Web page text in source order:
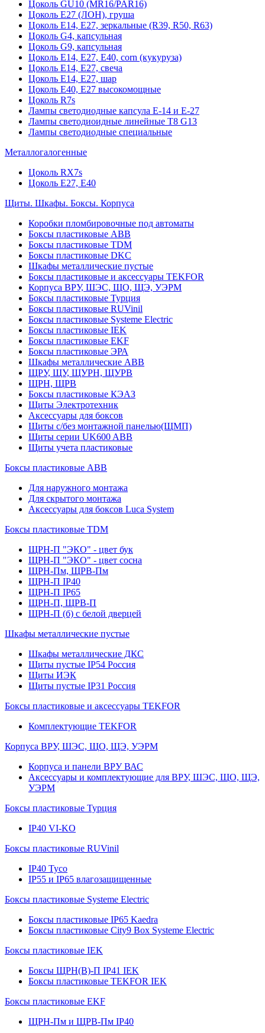
Цоколь GU10 (MR16/PAR16)
Цоколь Е27 (ЛОН), груша
Цоколь Е14, Е27, зеркальные (R39, R50, R63)
Цоколь G4, капсульная
Цоколь G9, капсульная
Цоколь Е14, Е27, Е40, corn (кукуруза)
Цоколь Е14, Е27, свеча
Цоколь Е14, Е27, шар
Цоколь Е40, Е27 высокомощные
Цоколь R7s
Лампы светодиодные капсула Е-14 и Е-27
Лампы светодиоидные линейные T8 G13
Лампы светодиодные специальные
Металлогалогенные
Цоколь RX7s
Цоколь Е27, E40
Щиты. Шкафы. Боксы. Корпуса
Коробки пломбировочные под автоматы
Боксы пластиковые ABB
Боксы пластиковые TDM
Боксы пластиковые DKC
Шкафы металлические пустые
Боксы пластиковые и аксессуары TEKFOR
Корпуса ВРУ, ШЭС, ЩО, ЩЭ, УЭРМ
Боксы пластиковые Турция
Боксы пластиковые RUVinil
Боксы пластиковые Systeme Electric
Боксы пластиковые IEK
Боксы пластиковые EKF
Боксы пластиковые ЭРА
Шкафы металлические ABB
ЩРУ, ЩУ, ЩУРН, ЩУРВ
ЩРН, ЩРВ
Боксы пластиковые КЭАЗ
Щиты Электротехник
Аксессуары для боксов
Щиты с/без монтажной панелью(ЩМП)
Щиты серии UK600 ABB
Щиты учета пластиковые
Боксы пластиковые ABB
Для наружного монтажа
Для скрытого монтажа
Аксессуары для боксов Luca System
Боксы пластиковые TDM
ЩРН-П "ЭКО" - цвет бук
ЩРН-П "ЭКО" - цвет сосна
ЩРН-Пм, ЩРВ-Пм
ЩРН-П IP40
ЩРН-П IP65
ЩРН-П, ЩРВ-П
ЩРН-П (б) с белой дверцей
Шкафы металлические пустые
Шкафы металлические ДКС
Щиты пустые IP54 Россия
Щиты ИЭК
Щиты пустые IP31 Россия
Боксы пластиковые и аксессуары TEKFOR
Комплектующие TEKFOR
Корпуса ВРУ, ШЭС, ЩО, ЩЭ, УЭРМ
Корпуса и панели ВРУ ВАС
Аксессуары и комплектующие для ВРУ, ШЭС, ЩО, ЩЭ,
УЭРМ
Боксы пластиковые Турция
IP40 VI-KO
Боксы пластиковые RUVinil
IP40 Тусо
IP55 и IP65 влагозащищенные
Боксы пластиковые Systeme Electric
Боксы пластиковые IP65 Kaedra
Боксы пластиковые City9 Box Systeme Electric
Боксы пластиковые IEK
Боксы ЩРН(В)-П IP41 IEK
Боксы пластиковые TEKFOR IEK
Боксы пластиковые EKF
ЩРН-Пм и ЩРВ-Пм IP40